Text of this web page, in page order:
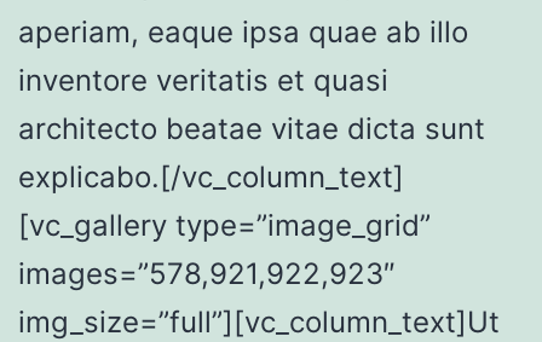
aperiam, eaque ipsa quae ab illo
inventore veritatis et quasi
architecto beatae vitae dicta sunt
explicabo.[/vc_column_text]
[vc_gallery type=”image_grid”
images=”578,921,922,923″
img_size=”full”][vc_column_text]Ut